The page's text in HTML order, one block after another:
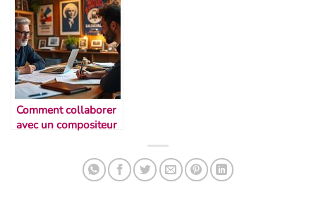
Comment collaborer
avec un compositeur